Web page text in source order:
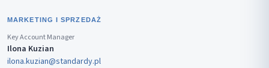
MARKETING I SPRZEDAŻ
Key Account Manager
Ilona Kuzian
ilona.kuzian@standardy.pl